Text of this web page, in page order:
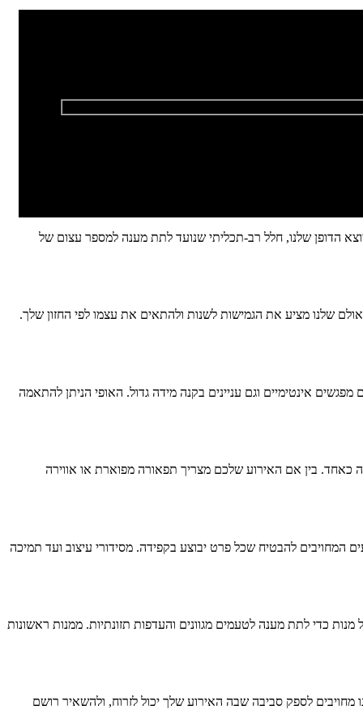
הדופן שלנו, חלל רב-תכליתי שנועד לתת מענה למספר עצום של
שלנו מציע את הגמישות לשנות ולהתאים את עצמו לפי החזון שלך.
אינטימיים וגם עניינים בקנה מידה גדול. האופי הניתן להתאמה
כאחד. בין אם האירוע שלכם מצריך תפאורה מפוארת או אווירה
המחויבים להבטיח שכל פרט יבוצע בקפידה. מסידורי עיצוב ועד תמיכה
מנות כדי לתת מענה לטעמים מגוונים והעדפות תזונתיות. ממנות ראשונות
מחויבים לספק סביבה שבה האירוע שלך יכול לזרוח, ולהשאיר רושם